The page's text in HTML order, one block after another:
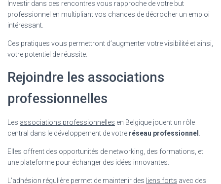
Investir dans ces rencontres vous rapproche de votre but
professionnel en multipliant vos chances de décrocher un emploi
intéressant.
Ces pratiques vous permettront d’augmenter votre visibilité et ainsi,
votre potentiel de réussite.
Rejoindre les associations
professionnelles
Les associations professionnelles en Belgique jouent un rôle
central dans le développement de votre réseau professionnel
Elles offrent des opportunités de networking, des formations, et
une plateforme pour échanger des idées innovantes.
L’adhésion régulière permet de maintenir des liens forts avec des